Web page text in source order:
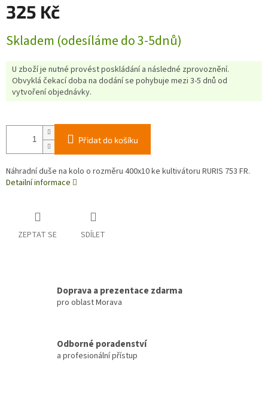
325 Kč
cena:
Skladem (odesíláme do 3-5dnů)
U zboží je nutné provést poskládání a následné zprovoznění.
Obvyklá čekací doba na dodání se pohybuje mezi 3-5 dnů od
vytvoření objednávky.
Přidat do košíku
Náhradní duše na kolo o rozměru 400x10 ke kultivátoru RURIS 753 FR.
Detailní informace
ZEPTAT SE SDÍLET
Doprava a prezentace zdarma
pro oblast Morava
Odborné poradenství
a profesionální přístup